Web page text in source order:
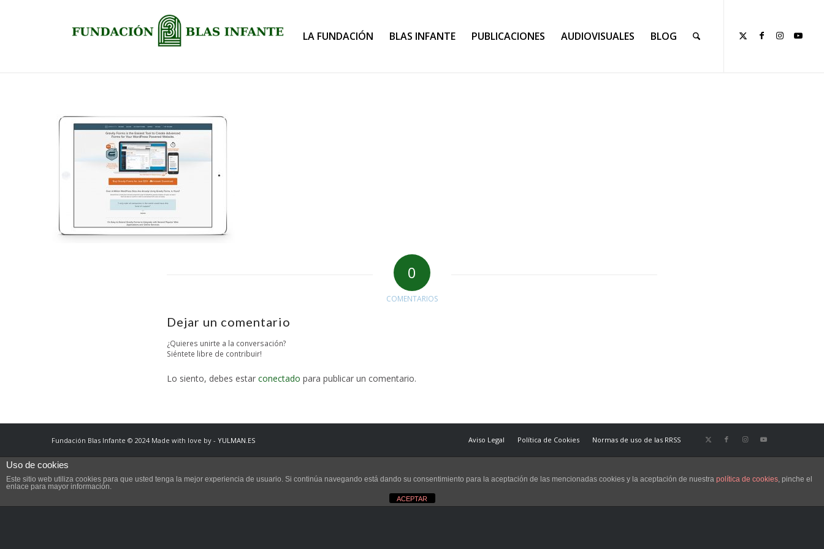
LA FUNDACIÓN BLAS INFANTE PUBLICACIONES AUDIOVISUALES BLOG
0
COMENTARIOS
Dejar un comentario
¿Quieres unirte a la conversación?
Siéntete libre de contribuir!
Lo siento, debes estar conectado para publicar un comentario.
Fundación Blas Infante © 2024 Made with love by - YULMAN.ES Aviso Legal Política de Cookies Normas de uso de las RRSS
Uso de cookies
Este sitio web utiliza cookies para que usted tenga la mejor experiencia de usuario. Si continúa navegando está dando su consentimiento para la aceptación de las mencionadas cookies y la aceptación de nuestra política de cookies , pinche el
enlace para mayor información.
ACEPTAR